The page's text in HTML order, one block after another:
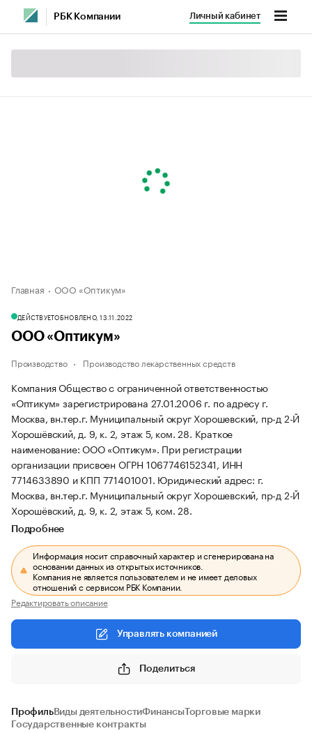
РБК Компании Личный кабинет
Главная ООО «Оптикум»
ДЕЙСТВУЕТОБНОВЛЕНО, 13.11.2022
ООО «Оптикум»
Производство Производство лекарственных средств
Компания Общество с ограниченной ответственностью
«Оптикум» зарегистрирована 27.01.2006 г. по адресу г.
Москва, вн.тер.г. Муниципальный округ Хорошевский, пр-д 2-Й
Хорошёвский, д. 9, к. 2, этаж 5, ком. 28. Краткое
наименование: ООО «Оптикум». При регистрации
организации присвоен ОГРН 1067746152341, ИНН
7714633890 и КПП 771401001. Юридический адрес: г.
Москва, вн.тер.г. Муниципальный округ Хорошевский, пр-д 2-Й
Хорошёвский, д. 9, к. 2, этаж 5, ком. 28.
Подробнее
Информация носит справочный характер и сгенерирована на
основании данных из открытых источников.
Компания не является пользователем и не имеет деловых
отношений с сервисом РБК Компании.
Редактировать описание
Управлять компанией
Поделиться
ПрофильВиды деятельностиФинансыТорговые марки
Государственные контракты